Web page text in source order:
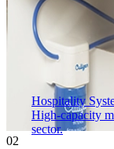
Hospitality
High-capacity
sector.
02